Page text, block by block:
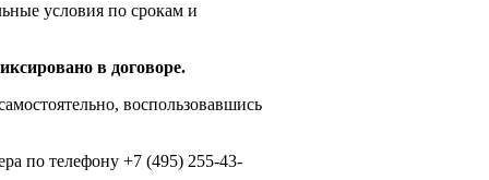
условия по срокам и
в договоре.
воспользовавшись
по телефону +7 (495) 255-43-